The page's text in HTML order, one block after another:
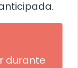
durante